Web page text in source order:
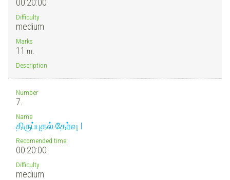
00:20:00
Difficulty
medium
Marks
11 m.
Description
Number
7.
Name
திருப்புதல் தேர்வு I
Recomended time:
00:20:00
Difficulty
medium